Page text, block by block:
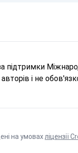
підтримки
і не
на умовахліцензії